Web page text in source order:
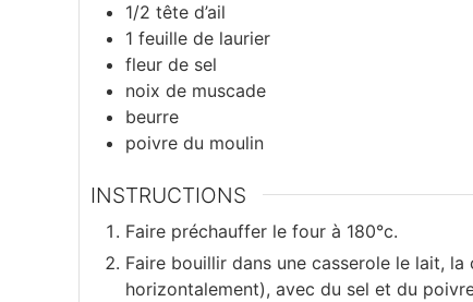
1/2 tête d’ail
1 feuille de laurier
fleur de sel
noix de muscade
beurre
poivre du moulin
INSTRUCTIONS
Faire préchauffer le four à 180°c.
Faire bouillir dans une casserole le lait,
horizontalement), avec du sel et du